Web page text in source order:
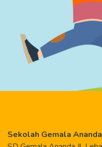
Sekolah Gemala Ananda